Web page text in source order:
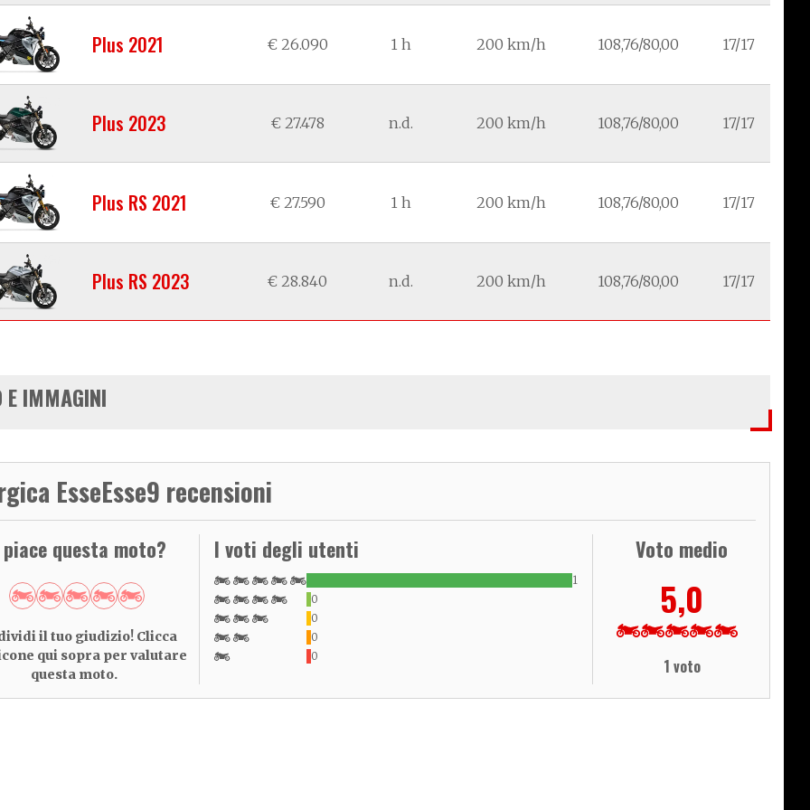
Plus 2021 € 26.090 1 h 200 km/h 108,76/80,00 17/17
Plus 2023 € 27.478 n.d. 200 km/h 108,76/80,00 17/17
Plus RS 2021 € 27.590 1 h 200 km/h 108,76/80,00 17/17
Plus RS 2023 € 28.840 n.d. 200 km/h 108,76/80,00 17/17
E IMMAGINI
EsseEsse9 recensioni
questa moto?
il tuo giudizio! Clicca
qui sopra per valutare
questa moto.
I voti degli utenti
1
0
0
0
0
Voto medio
5,0
1 voto